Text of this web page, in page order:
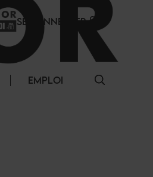
SE CONNECTER
EMPLOI